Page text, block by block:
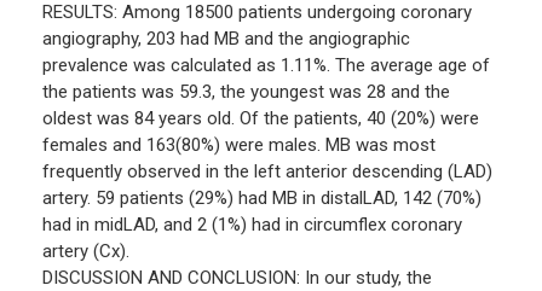
RESULTS: Among 18500 patients undergoing coronary
angiography, 203 had MB and the angiographic
prevalence was calculated as 1.11%. The average age of
the patients was 59.3, the youngest was 28 and the
oldest was 84 years old. Of the patients, 40 (20%) were
females and 163(80%) were males. MB was most
frequently observed in the left anterior descending (LAD)
artery. 59 patients (29%) had MB in distalLAD, 142 (70%)
had in midLAD, and 2 (1%) had in circumflex coronary
artery (Cx).
DISCUSSION AND CONCLUSION: In our study, the